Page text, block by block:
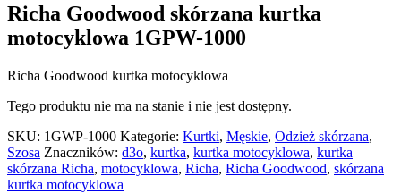
Richa Goodwood skórzana kurtka
motocyklowa 1GPW-1000
Richa Goodwood kurtka motocyklowa
Tego produktu nie ma na stanie i nie jest dostępny.
SKU: 1GWP-1000 Kategorie: Kurtki, Męskie, Odzież skórzana,
Szosa Znaczników: d3o, kurtka, kurtka motocyklowa, kurtka
skórzana Richa, motocyklowa, Richa, Richa Goodwood, skórzana
kurtka motocyklowa